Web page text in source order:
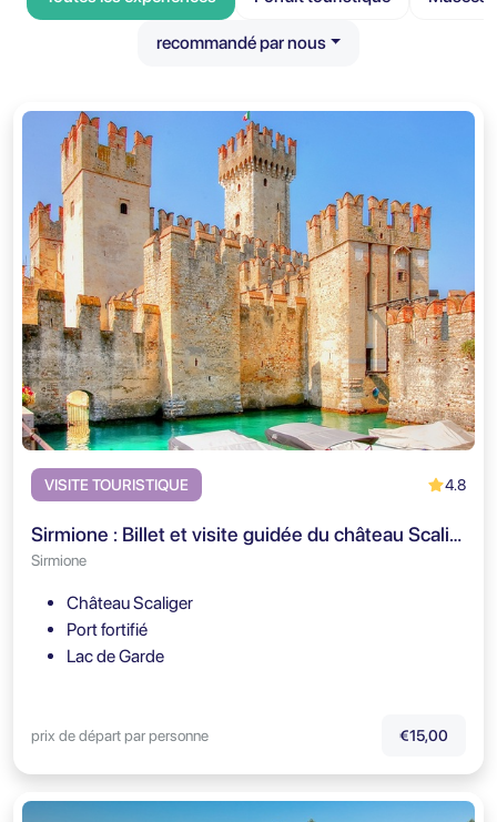
recommandé par nous
VISITE TOURISTIQUE 4.8
Sirmione : Billet et visite guidée du château Scaligero
Sirmione
Château Scaliger
Port fortifié
Lac de Garde
prix de départ par personne €15,00